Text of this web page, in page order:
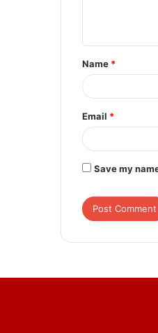
t
*
Name *
Email *
Save my